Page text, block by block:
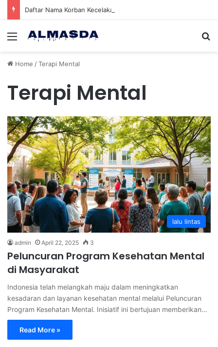
Menu
Home /Terapi Mental
Terapi Mental
lalu lintas
admin April 22, 2025 3
Peluncuran Program Kesehatan Mental
di Masyarakat
Indonesia telah melangkah maju dalam meningkatkan
kesadaran dan layanan kesehatan mental melalui Peluncuran
Program Kesehatan Mental. Inisiatif ini bertujuan memberikan…
Read More »